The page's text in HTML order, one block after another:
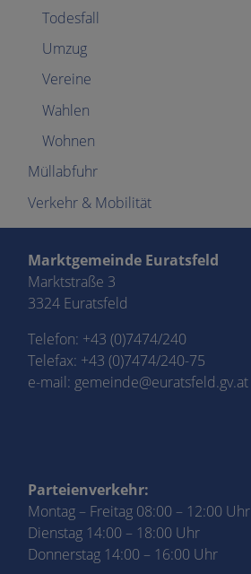
Todesfall
Umzug
Vereine
Wahlen
Wohnen
Müllabfuhr
Verkehr & Mobilität
Marktgemeinde Euratsfeld
Marktstraße 3
3324 Euratsfeld
Telefon: +43 (0)7474/240
Telefax: +43 (0)7474/240-75
e-mail: gemeinde@euratsfeld.gv.at
Parteienverkehr:
Montag – Freitag 08:00 – 12:00 Uhr
Dienstag 14:00 – 18:00 Uhr
Donnerstag 14:00 – 16:00 Uhr